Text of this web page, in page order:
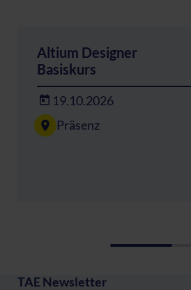
Altium Designer
Basiskurs
19.10.2026
Präsenz
TAE Newsletter